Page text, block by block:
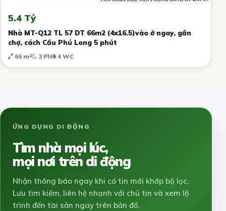
5.4 Tỷ
Nhà MT-Q12 TL 57 DT 66m2 (4x16.5)vào ở ngay, gần
chợ, cách Cầu Phú Long 5 phút
66 m² 3 PN 4 WC
ỨNG DỤNG DI ĐỘNG
Tìm nhà mọi lúc,
mọi nơi trên di động
Nhận thông báo ngay khi có tin mới khớp bộ lọc.
Lưu tìm kiếm, liên hệ nhanh với chủ tin và xem lộ
trình đến tài sản ngay trên bản đồ.